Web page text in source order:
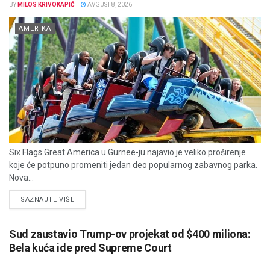
BY MILOS KRIVOKAPIĆ AVGUST 8, 2026
AMERIKA
Six Flags Great America u Gurnee-ju najavio je veliko proširenje
koje će potpuno promeniti jedan deo popularnog zabavnog parka.
Nova...
SAZNAJTE VIŠEDETAILS
Sud zaustavio Trump-ov projekat od $400 miliona:
Bela kuća ide pred Supreme Court